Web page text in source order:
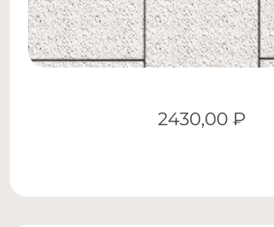
2430,00 ₽